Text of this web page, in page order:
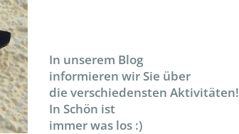
In unserem Blog
informieren wir Sie über
die verschiedensten Aktivitäten!
In Schön ist
immer was los :)